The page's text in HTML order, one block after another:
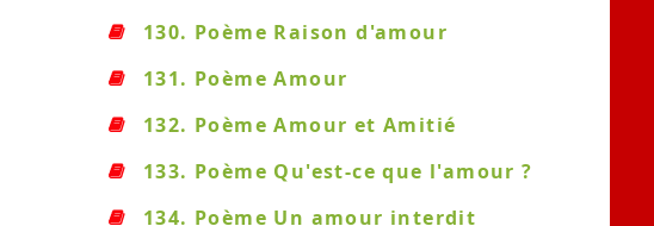
130. Poème Raison d'amour
131. Poème Amour
132. Poème Amour et Amitié
133. Poème Qu'est-ce que l'amour ?
134. Poème Un amour interdit